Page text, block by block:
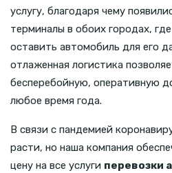
услугу, благодаря чему
терминалы в обоих городах,
оставить автомобиль для его
отлаженная логистика
бесперебойную, оперативную
любое время года.
В связи с пандемией
расти, но наша компания
цену на все услуги перевозки